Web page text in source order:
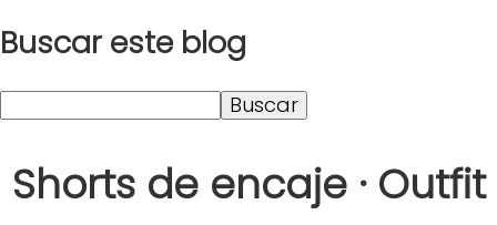
Buscar este blog
Shorts de encaje · Outfit